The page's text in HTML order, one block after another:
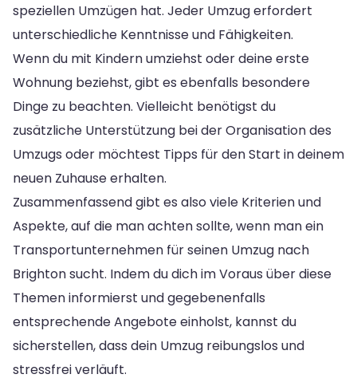
speziellen Umzügen hat. Jeder Umzug erfordert
unterschiedliche Kenntnisse und Fähigkeiten.
Wenn du mit Kindern umziehst oder deine erste
Wohnung beziehst, gibt es ebenfalls besondere
Dinge zu beachten. Vielleicht benötigst du
zusätzliche Unterstützung bei der Organisation des
Umzugs oder möchtest Tipps für den Start in deinem
neuen Zuhause erhalten.
Zusammenfassend gibt es also viele Kriterien und
Aspekte, auf die man achten sollte, wenn man ein
Transportunternehmen für seinen Umzug nach
Brighton sucht. Indem du dich im Voraus über diese
Themen informierst und gegebenenfalls
entsprechende Angebote einholst, kannst du
sicherstellen, dass dein Umzug reibungslos und
stressfrei verläuft.